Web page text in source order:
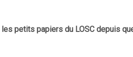
petits papiers du LOSC depuis